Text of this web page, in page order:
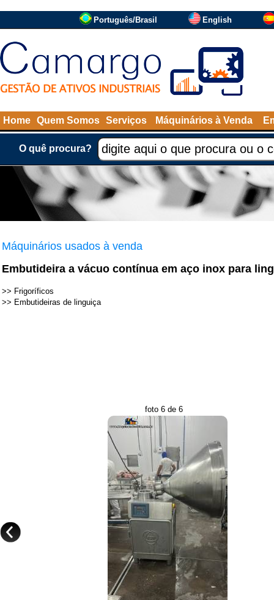
Português/Brasil English
Home Quem Somos Serviços Máquinários à Venda
O quê procura?
Máquinários usados à venda
Embutideira a vácuo contínua em aço inox para
>> Frigoríficos
>> Embutideiras de linguiça
foto 6 de 6